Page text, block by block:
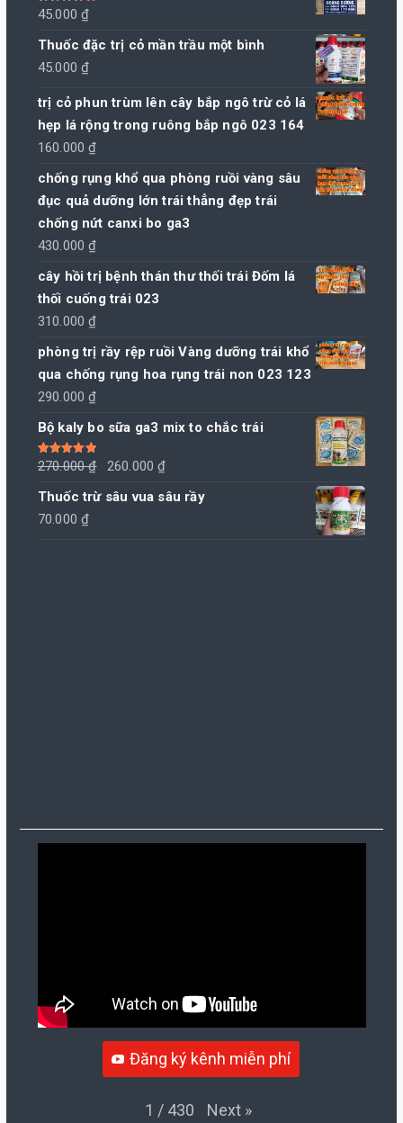
Được xếp
5.005
45.000₫
Thuốc đặc trị cỏ mần trầu một bình
45.000₫
trị cỏ phun trùm lên cây bắp ngô trừ cỏ lá
hẹp lá rộng trong ruông bắp ngô 023 164
160.000₫
chống rụng khổ qua phòng ruồi vàng sâu
đục quả dưỡng lớn trái thẳng đẹp trái
chống nứt canxi bo ga3
430.000₫
cây hồi trị bệnh thán thư thối trái Đốm lá
thối cuống trái 023
310.000₫
phòng trị rầy rệp ruồi Vàng dưỡng trái khổ
qua chống rụng hoa rụng trái non 023 123
290.000₫
Bộ kaly bo sữa ga3 mix to chắc trái
Được xếp
5
270.000₫
Giá
gốc
260.000₫
hiện
Thuốc trừ sâu vua sâu rầy
70.000₫
Đăng ký kênh miễn phí
1 / 430 Next »